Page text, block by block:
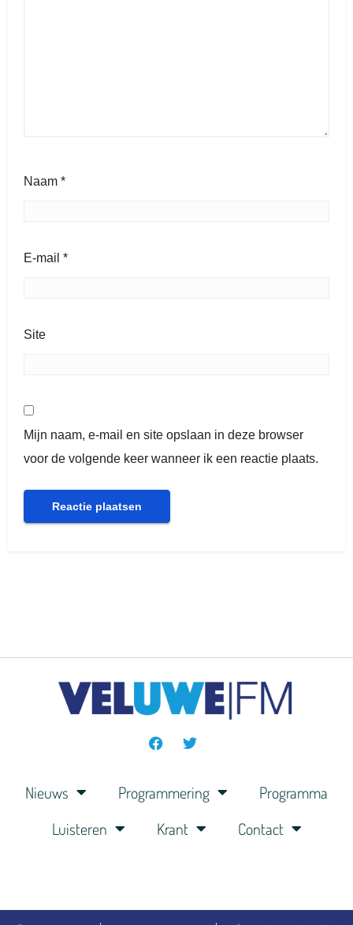
Naam *
E-mail *
Site
Mijn naam, e-mail en site opslaan in deze browser
voor de volgende keer wanneer ik een reactie plaats.
Nieuws Programmering
Programma
Luisteren
Krant Contact